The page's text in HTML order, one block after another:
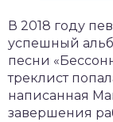
В 2018 году
успешный
песни
треклист
написанная
завершения